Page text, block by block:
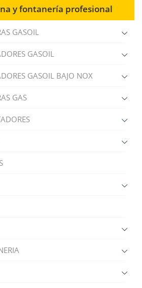
y fontanería profesional
GASOIL
GASOIL
GASOIL BAJO NOX
GAS